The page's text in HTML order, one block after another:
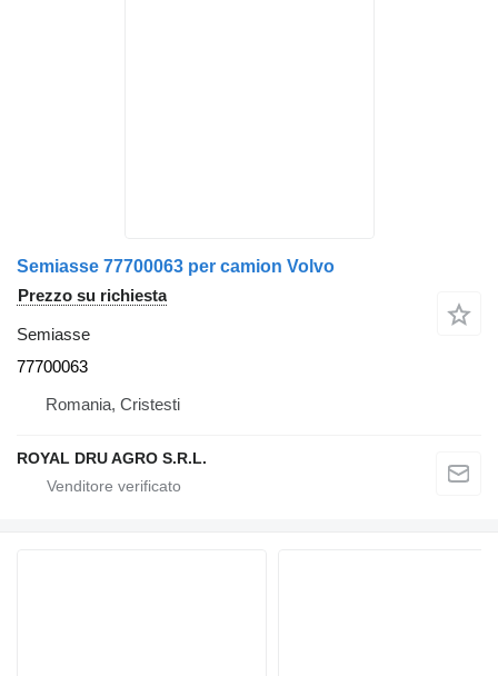
Semiasse 77700063 per camion Volvo
Prezzo su richiesta
Semiasse
77700063
Romania, Cristesti
ROYAL DRU AGRO S.R.L.